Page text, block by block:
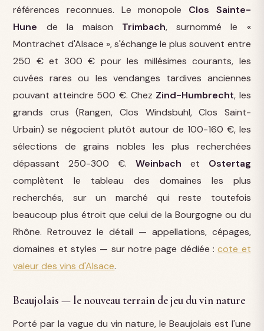
références reconnues. Le monopole Clos Sainte-
Hune de la maison Trimbach, surnommé le «
Montrachet d'Alsace », s'échange le plus souvent entre
250 € et 300 € pour les millésimes courants, les
cuvées rares ou les vendanges tardives anciennes
pouvant atteindre 500 €. Chez Zind-Humbrecht, les
grands crus (Rangen, Clos Windsbuhl, Clos Saint-
Urbain) se négocient plutôt autour de 100-160 €, les
sélections de grains nobles les plus recherchées
dépassant 250-300 €. Weinbach et Ostertag
complètent le tableau des domaines les plus
recherchés, sur un marché qui reste toutefois
beaucoup plus étroit que celui de la Bourgogne ou du
Rhône. Retrouvez le détail — appellations, cépages,
domaines et styles — sur notre page dédiée :cote et
valeur des vins d'Alsace.
Beaujolais — le nouveau terrain de jeu du vin nature
Porté par la vague du vin nature, le Beaujolais est l'une